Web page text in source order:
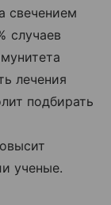
свечением
случаев
лечения
подбирать
ученые.